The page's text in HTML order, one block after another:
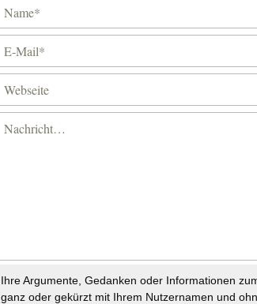
Ihre Argumente, Gedanken oder Informationen
ganz oder gekürzt mit Ihrem Nutzernamen und